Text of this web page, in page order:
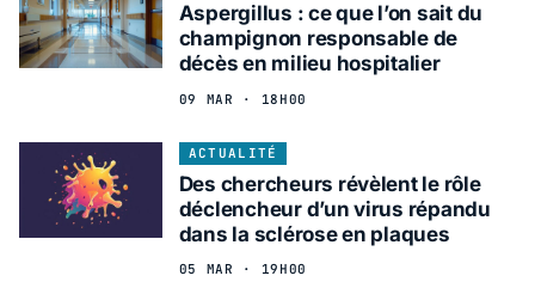
Aspergillus : ce que l’on sait du
champignon responsable de
décès en milieu hospitalier
09 MAR · 18H00
ACTUALITÉ
Des chercheurs révèlent le rôle
déclencheur d’un virus répandu
dans la sclérose en plaques
05 MAR · 19H00